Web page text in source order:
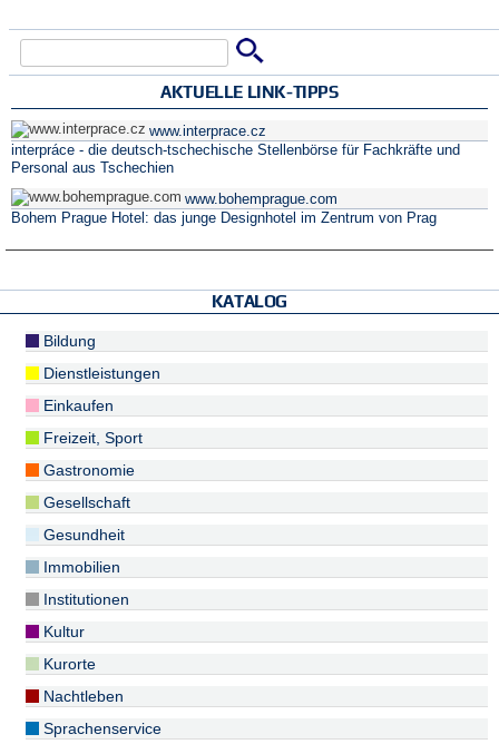
AKTUELLE LINK-TIPPS
www.interprace.cz
interpráce - die deutsch-tschechische Stellenbörse für Fachkräfte und
Personal aus Tschechien
www.bohemprague.com
Bohem Prague Hotel: das junge Designhotel im Zentrum von Prag
KATALOG
Bildung
Dienstleistungen
Einkaufen
Freizeit, Sport
Gastronomie
Gesellschaft
Gesundheit
Immobilien
Institutionen
Kultur
Kurorte
Nachtleben
Sprachenservice